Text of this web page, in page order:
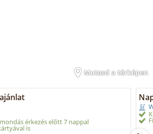
Mutasd a térképen
érkezés előtt 7 nappal
is